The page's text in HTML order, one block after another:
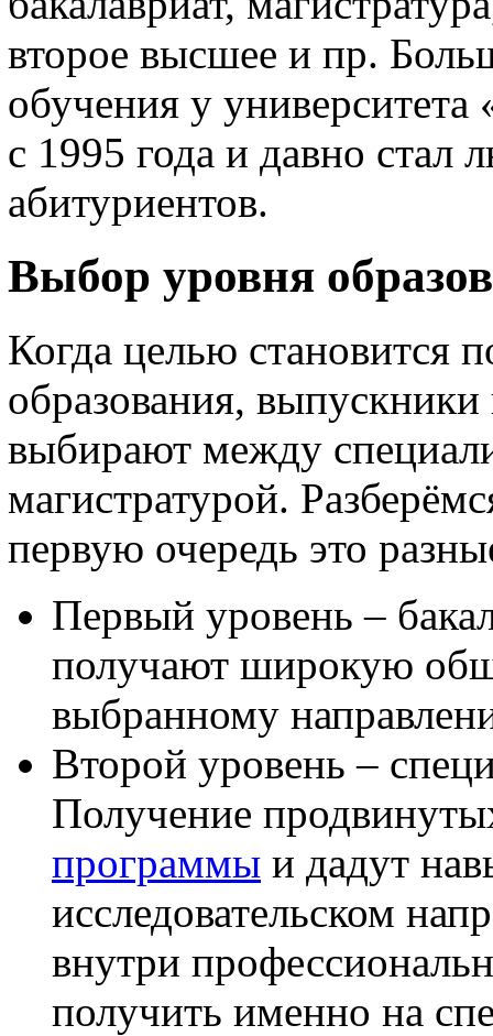
второе высшее и пр.
обучения у
с 1995 года и давно
абитуриентов.
Выбор уровня
Когда целью становится
образования,
выбирают между
магистратурой.
первую очередь это
Первый уровень –
получают широкую
выбранному
Второй уровень –
Получение
программы и дадут
исследовательском
внутри
получить именно на